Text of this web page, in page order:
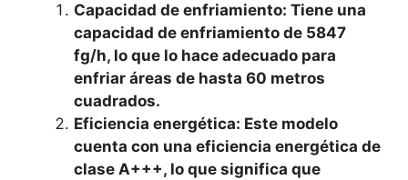
Capacidad de enfriamiento: Tiene una
capacidad de enfriamiento de 5847
fg/h, lo que lo hace adecuado para
enfriar áreas de hasta 60 metros
cuadrados.
Eficiencia energética: Este modelo
cuenta con una eficiencia energética de
clase A+++, lo que significa que